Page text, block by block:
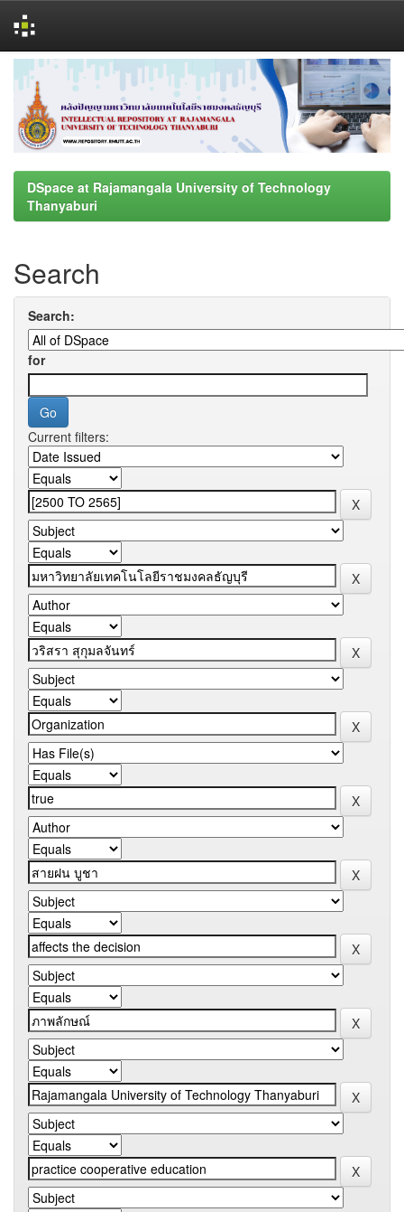
navigation
DSpace at Rajamangala University of Technology
Thanyaburi
Search
Search:
for
Current filters: